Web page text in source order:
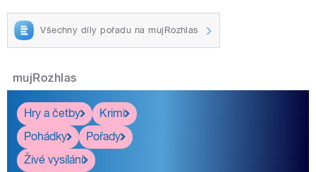
Všechny díly pořadu na mujRozhlas
mujRozhlas
Hry a četby
Krimi
Pohádky
Pořady
Živé vysílání